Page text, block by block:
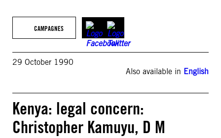
CAMPAGNES
29 October 1990
Also available in English
Kenya: legal concern:
Christopher Kamuyu, D M